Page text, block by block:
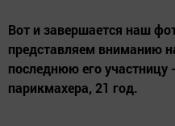
Вот и завершается наш
представляем вниманию
последнюю его участницу
парикмахера, 21 год.